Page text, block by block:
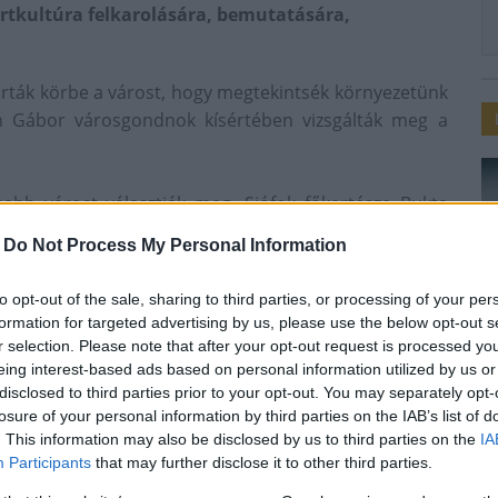
Do Not Process My Personal Information
opt-out of the sale, sharing to third parties, or processing of your
for targeted advertising by us, please use the below opt-out
selection. Please note that after your opt-out request is processed
interest-based ads based on personal information utilized by us
to third parties prior to your opt-out. You may separately
of your personal information by third parties on the IAB’s list of
This information may also be disclosed by us to third parties on the
Participants that may further disclose it to other third parties.
felkarolására, bemutatására,
körbe a várost, hogy megtekintsék környezetünk
városgondnok kísértében vizsgálták meg a
várost választják meg. Siófok főkertésze Bukta
megye Virágos Magyarország zsűrizésének a
venniük, hogy mennyire élhető a város és
milyen fajta növények kerülnek kiültetésre,
és cserjék arányát is pontozzák.
vigyázzunk a környezetükre, például ha a
a növényeinket azzal öntözzük, akkor látványosabb
öntözött növények esetében.